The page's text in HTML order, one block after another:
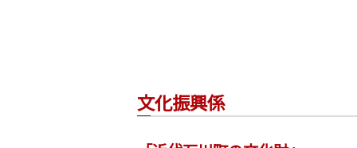
文化振興係